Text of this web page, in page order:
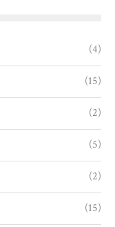
(4)
(15)
(2)
(5)
(2)
(15)